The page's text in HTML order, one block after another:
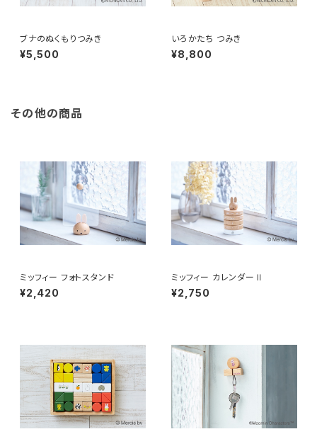
ブナのぬくもりつみき
¥5,500
いろかたち つみき
¥8,800
その他の商品
ミッフィー フォトスタンド
¥2,420
ミッフィー カレンダーⅡ
¥2,750